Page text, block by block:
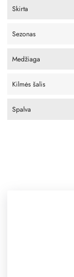
Skirta
Sezonas
Medžiaga
Kilmės šalis
Spalva